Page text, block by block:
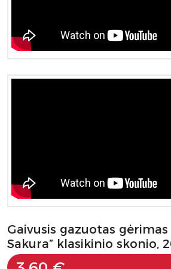
Gaivusis gazuotas gėrimas
Sakura” klasikinio skonio,